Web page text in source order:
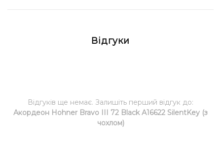
Відгуки
Відгуків ще немає. Залишіть перший відгук до:
Акордеон Hohner Bravo III 72 Black А16622 SilentKey (з
чохлом)